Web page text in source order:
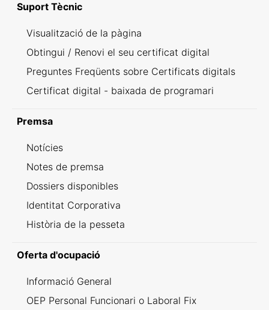
Suport Tècnic
Visualització de la pàgina
Obtingui / Renovi el seu certificat digital
Preguntes Freqüents sobre Certificats digitals
Certificat digital - baixada de programari
Premsa
Notícies
Notes de premsa
Dossiers disponibles
Identitat Corporativa
Història de la pesseta
Oferta d'ocupació
Informació General
OEP Personal Funcionari o Laboral Fix